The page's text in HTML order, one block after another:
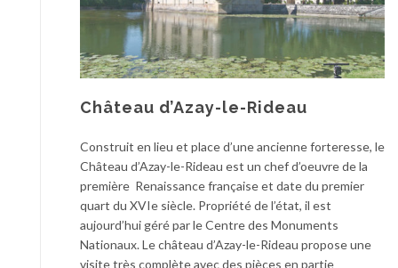
Château d’Azay-le-Rideau
Construit en lieu et place d’une ancienne forteresse, le
Château d’Azay-le-Rideau est un chef d’oeuvre de la
première Renaissance française et date du premier
quart du XVIe siècle. Propriété de l’état, il est
aujourd’hui géré par le Centre des Monuments
Nationaux. Le château d’Azay-le-Rideau propose une
visite très complète avec des pièces en partie